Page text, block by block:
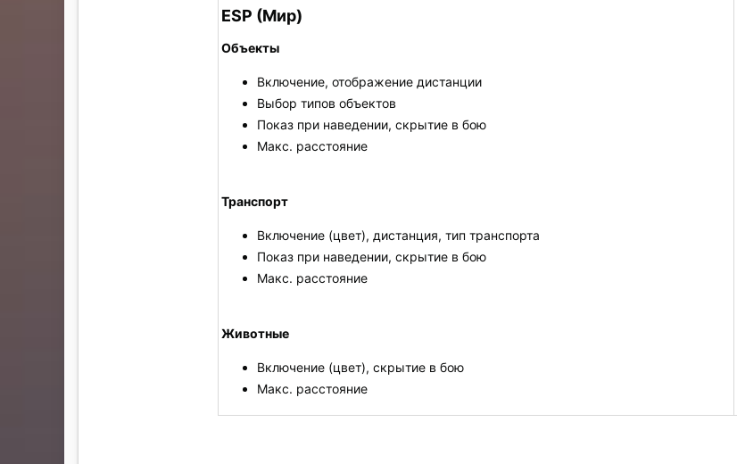
ESP (Мир)
Объекты
Включение, отображение дистанции
Выбор типов объектов
Показ при наведении, скрытие в бою
Макс. расстояние
Транспорт
Включение (цвет), дистанция, тип транспорта
Показ при наведении, скрытие в бою
Макс. расстояние
Животные
Включение (цвет), скрытие в бою
Макс. расстояние